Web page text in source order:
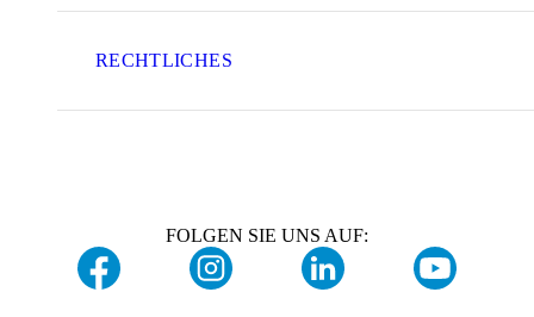
RECHTLICHES
FOLGEN SIE UNS AUF: